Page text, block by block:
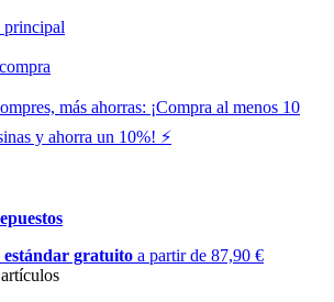
principal
más ahorras: ¡Compra al menos 10
y ahorra un 10%! ⚡️
estándar gratuito a partir de 87,90 €